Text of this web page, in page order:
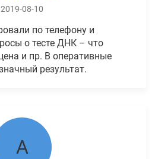
2019-08-10
по телефону и
о тесте ДНК – что
и пр. В оперативные
результат.
А